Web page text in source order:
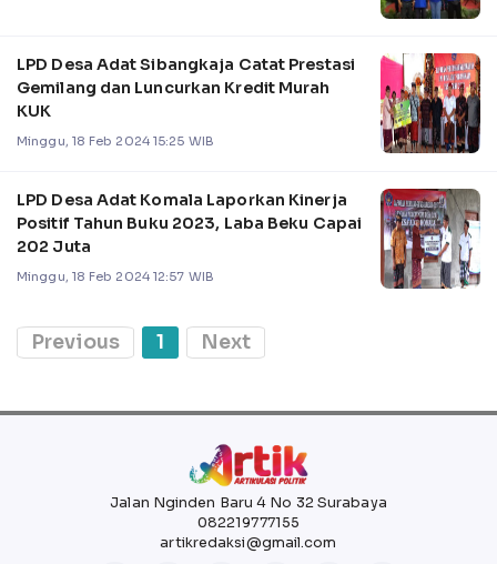
LPD Desa Adat Sibangkaja Catat Prestasi
Gemilang dan Luncurkan Kredit Murah
KUK
Minggu, 18 Feb 2024 15:25 WIB
LPD Desa Adat Komala Laporkan Kinerja
Positif Tahun Buku 2023, Laba Beku Capai
202 Juta
Minggu, 18 Feb 2024 12:57 WIB
Previous 1 Next
Jalan Nginden Baru 4 No 32 Surabaya
082219777155
artikredaksi@gmail.com